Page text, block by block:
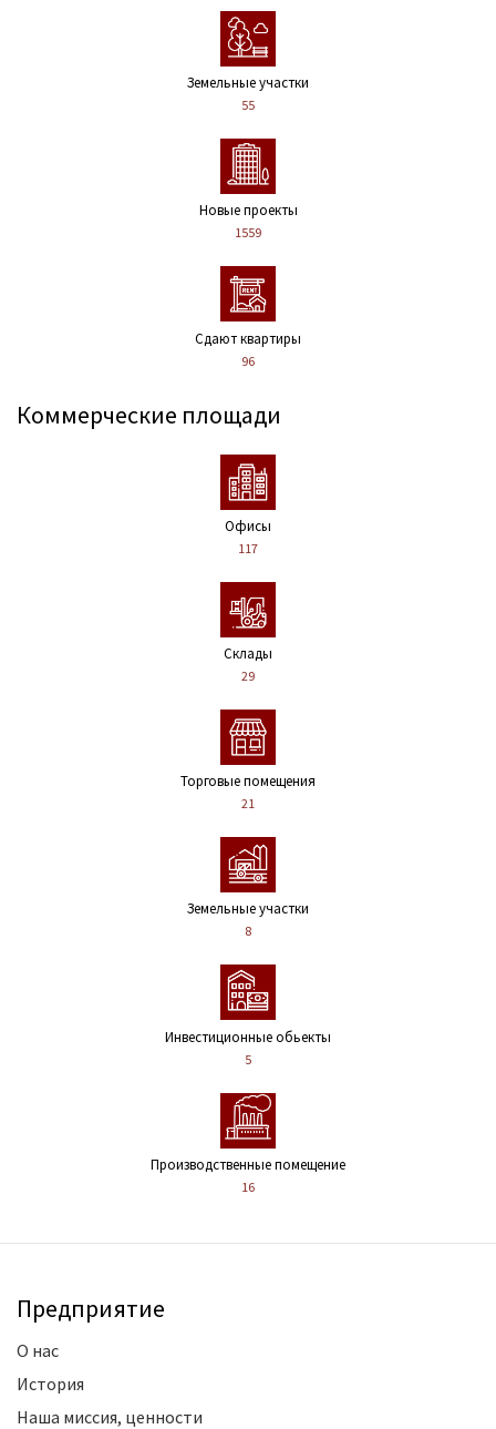
Земельные участки
55
Новые проекты
1559
Сдают квартиры
96
Коммерческие площади
Офисы
117
Склады
29
Торговые помещения
21
Земельные участки
8
Инвестиционные обьекты
5
Производственные помещение
16
Предприятие
О нас
История
Наша миссия, ценности